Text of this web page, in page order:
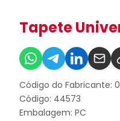
Tapete
Código do Fabricante:
Código: 44573
Embalagem: PC